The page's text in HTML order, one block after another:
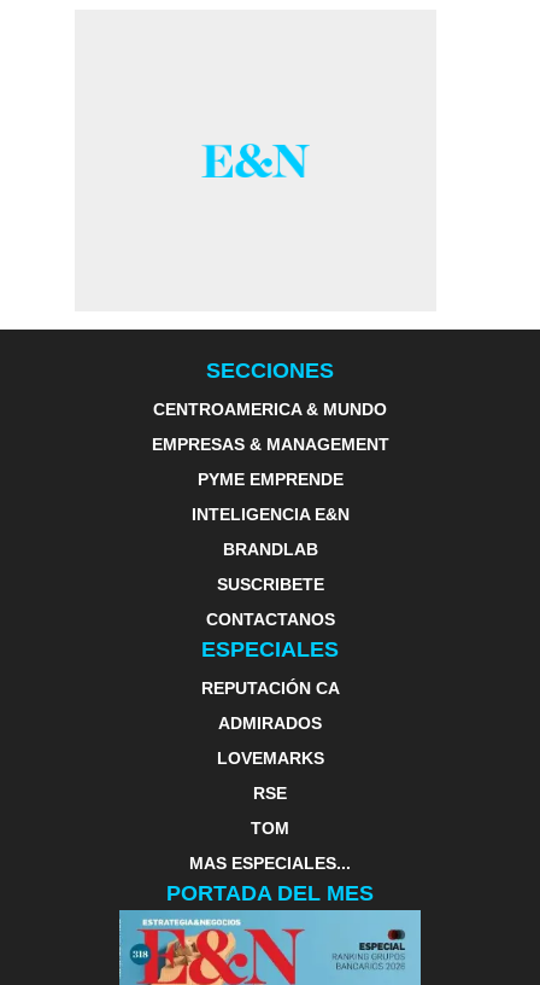
SECCIONES
CENTROAMERICA & MUNDO
EMPRESAS & MANAGEMENT
PYME EMPRENDE
INTELIGENCIA E&N
BRANDLAB
SUSCRIBETE
CONTACTANOS
ESPECIALES
REPUTACIÓN CA
ADMIRADOS
LOVEMARKS
RSE
TOM
MAS ESPECIALES...
PORTADA DEL MES